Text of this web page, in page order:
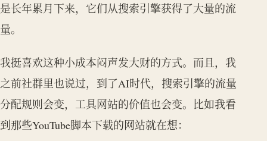
是长年累月下来，它们从搜索引擎获得了大量的流
量。
我挺喜欢这种小成本闷声发大财的方式。而且，我
之前社群里也说过，到了AI时代，搜索引擎的流量
分配规则会变，工具网站的价值也会变。比如我看
到那些YouTube脚本下载的网站就在想：